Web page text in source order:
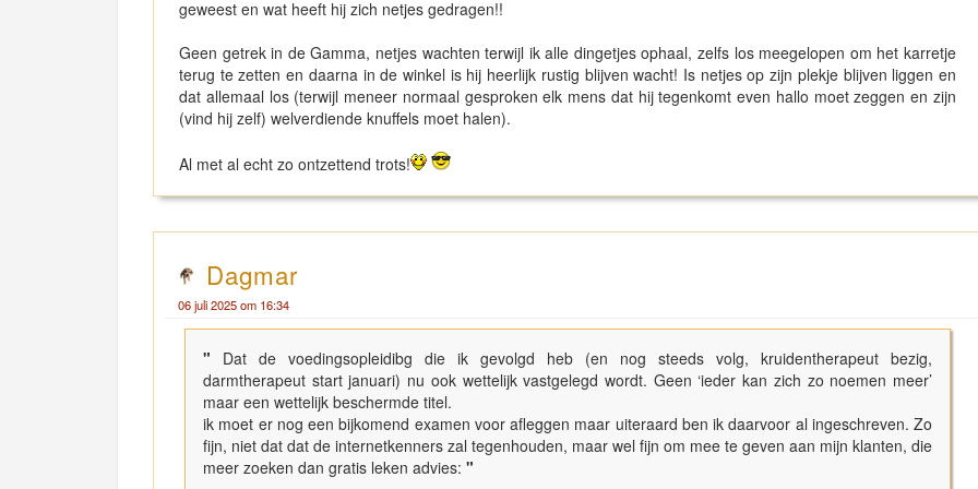
geweest en wat heeft hij zich netjes gedragen!!
Geen getrek in de Gamma, netjes wachten terwijl ik alle dingetjes ophaal, zelfs los meegelopen om het karretje
terug te zetten en daarna in de winkel is hij heerlijk rustig blijven wacht! Is netjes op zijn plekje blijven liggen en
dat allemaal los (terwijl meneer normaal gesproken elk mens dat hij tegenkomt even hallo moet zeggen en zijn
(vind hij zelf) welverdiende knuffels moet halen).
Al met al echt zo ontzettend trots!
Dagmar
06 juli 2025 om 16:34
" Dat de voedingsopleidibg die ik gevolgd heb (en nog steeds volg, kruidentherapeut bezig,
darmtherapeut start januari) nu ook wettelijk vastgelegd wordt. Geen ‘ieder kan zich zo noemen meer’
maar een wettelijk beschermde titel.
ik moet er nog een bijkomend examen voor afleggen maar uiteraard ben ik daarvoor al ingeschreven. Zo
fijn, niet dat dat de internetkenners zal tegenhouden, maar wel fijn om mee te geven aan mijn klanten, die
meer zoeken dan gratis leken advies: "